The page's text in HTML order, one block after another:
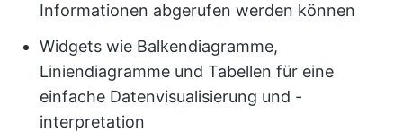
Informationen abgerufen werden können
Widgets wie Balkendiagramme,
Liniendiagramme und Tabellen für eine
einfache Datenvisualisierung und -
interpretation